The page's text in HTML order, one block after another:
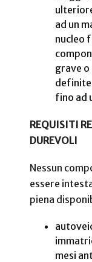
ad un
nucleo
grave
definite
fino ad
REQUISITI
DUREVOLI
Nessun
essere
piena
mesi